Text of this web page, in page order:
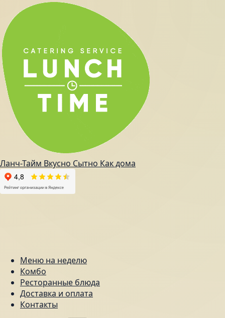
Ланч-Тайм Вкусно Сытно Как дома
Меню на неделю
Комбо
Ресторанные блюда
Доставка и оплата
Контакты